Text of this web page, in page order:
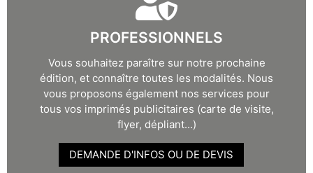
PROFESSIONNELS
Vous souhaitez paraître sur notre prochaine
édition, et connaître toutes les modalités. Nous
vous proposons également nos services pour
tous vos imprimés publicitaires (carte de visite,
flyer, dépliant...)
DEMANDE D'INFOS OU DE DEVIS